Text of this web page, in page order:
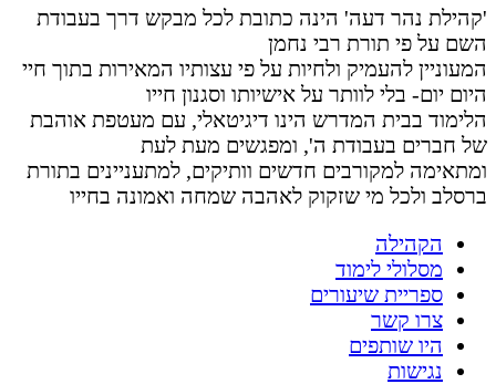
'קהילת נהר דעה' הינה כתובת לכל מבקש דרך בעבודת
השם על פי תורת רבי נחמן
המעוניין להעמיק ולחיות על פי עצותיו המאירות בתוך חיי
היום יום- בלי לוותר על אישיותו וסגנון חייו
הלימוד בבית המדרש הינו דיגיטאלי, עם מעטפת אוהבת
של חברים בעבודת ה', ומפגשים מעת לעת
ומתאימה למקורבים חדשים וותיקים, למתעניינים בתורת
ברסלב ולכל מי שזקוק לאהבה שמחה ואמונה בחייו
הקהילה
מסלולי לימוד
ספריית שיעורים
צרו קשר
היו שותפים
נגישות